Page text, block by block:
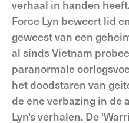
verhaal in handen
Force Lyn beweert lid
geweest van een
al sinds Vietnam
paranormale
het doodstaren van
de ene verbazing in de
Lyn's verhalen. De